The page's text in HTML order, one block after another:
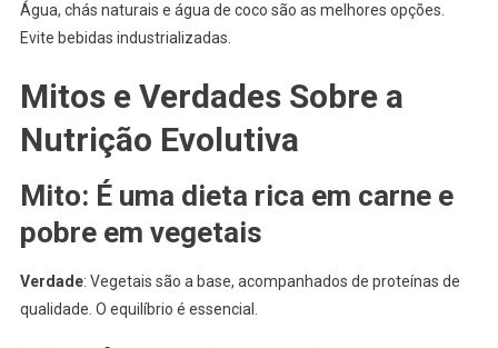
Água, chás naturais e água de coco são as melhores opções.
Evite bebidas industrializadas.
Mitos e Verdades Sobre a
Nutrição Evolutiva
Mito: É uma dieta rica em carne e
pobre em vegetais
Verdade: Vegetais são a base, acompanhados de proteínas de
qualidade. O equilíbrio é essencial.